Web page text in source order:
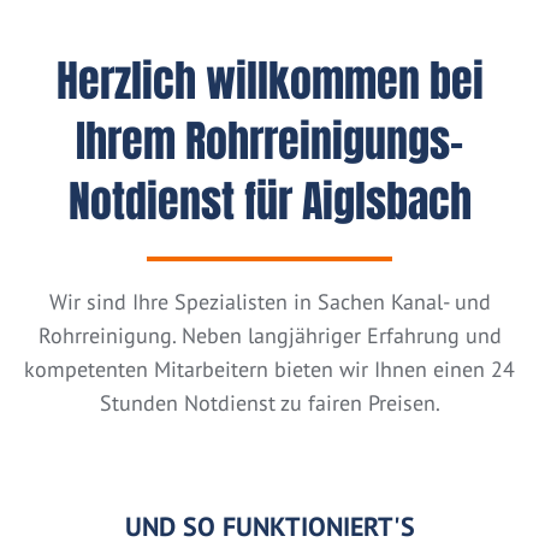
Herzlich willkommen bei
Ihrem Rohrreinigungs-
Notdienst für Aiglsbach
Wir sind Ihre Spezialisten in Sachen Kanal- und
Rohrreinigung. Neben langjähriger Erfahrung und
kompetenten Mitarbeitern bieten wir Ihnen einen 24
Stunden Notdienst zu fairen Preisen.
UND SO FUNKTIONIERT'S